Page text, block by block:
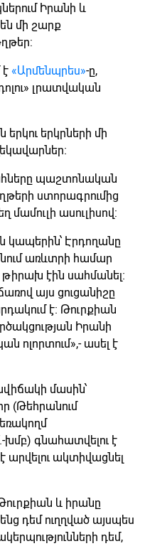
Իրանի և
մի շարք
«Արմենպրես»-ը,
լրատվական
երկրների մի
պաշտոնական
ստորագրումից
մամուլի ասուլիսով:
Էրդողանը
առևտրի համար
էին սահմանել։
այս ցուցանիշը
է։ Թուրքիան
Իրանի
ոլորտում»,- ասել է
մասին՝
(Թեհրանում
գնահատվելու է
ակտիվացնել
և իրանը
դեմ ուղղված այսպես
դեմ,